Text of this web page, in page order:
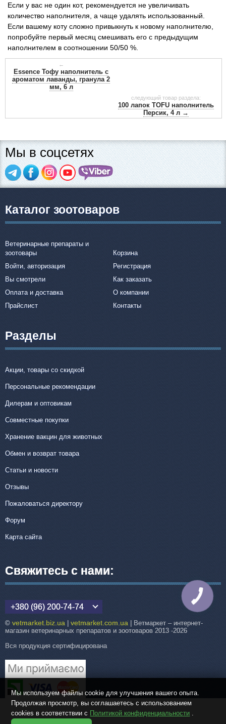
Если у вас не один кот, рекомендуется не увеличивать
количество наполнителя, а чаще удалять использованный.
Если вашему коту сложно привыкнуть к новому наполнителю,
попробуйте первый месяц смешивать его с предыдущим
наполнителем в соотношении 50/50 %.
←
Essence Тофу наполнитель с
ароматом лаванды, гранула 2
мм, 6 л
следующий товар раздела:
100 лапок TOFU наполнитель
Персик, 4 л →
Мы в соцсетях
Каталог зоотоваров
Ветеринарные препараты и
зоотовары
Корзина
Войти, авторизация
Регистрация
Вы смотрели
Как заказать
Оплата и доставка
О компании
Прайслист
Контакты
Разделы
Акции, товары со скидкой
Персональные рекомендации
Дилерам и оптовикам
Совместные покупки
Хранение вакцин для животных
Обмен и возврат товара
Статьи и новости
Отзывы
Пожаловаться директору
Форум
Карта сайта
Свяжитесь с нами:
+380 (96) 200-74-74
© vetmarket.biz.ua vetmarket.com.ua | Ветмаркет – интернет-
магазин ветеринарных препаратов и зоотоваров 2013 -2026
Вся продукция сертифицирована
Мы используем файлы cookie для улучшения вашего опыта.
Продолжая просмотр, вы соглашаетесь с использованием
cookies в соответствии с Политикой конфиденциальности .
КНОПКА
СВЯЗИ